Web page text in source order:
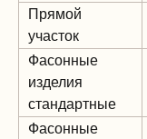
Прямой
участок
Фасонные
изделия
стандартные
Фасонные